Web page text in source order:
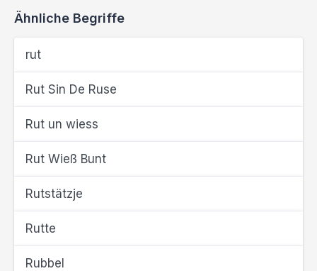
Ähnliche Begriffe
rut
Rut Sin De Ruse
Rut un wiess
Rut Wieß Bunt
Rutstätzje
Rutte
Rubbel